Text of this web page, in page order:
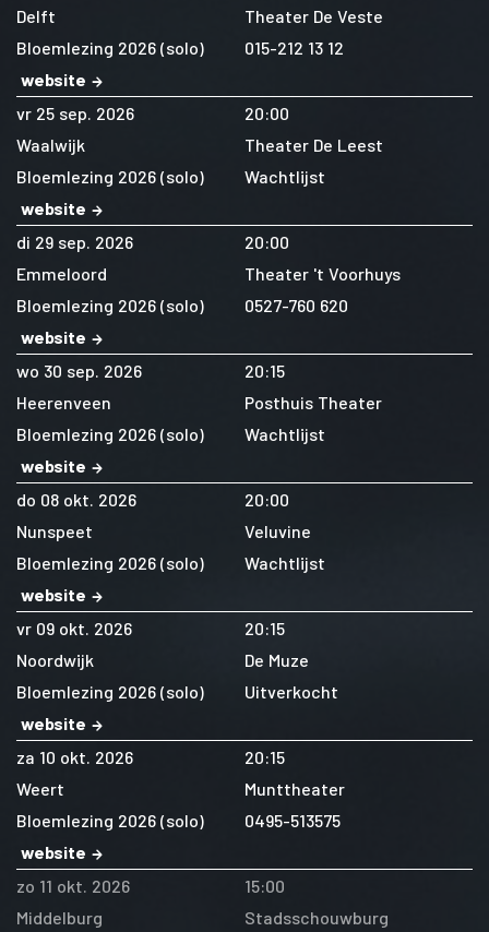
Delft
Theater De Veste
Bloemlezing 2026 (solo)
015-212 13 12
website
vr 25 sep. 2026
20:00
Waalwijk
Theater De Leest
Bloemlezing 2026 (solo)
Wachtlijst
website
di 29 sep. 2026
20:00
Emmeloord
Theater 't Voorhuys
Bloemlezing 2026 (solo)
0527-760 620
website
wo 30 sep. 2026
20:15
Heerenveen
Posthuis Theater
Bloemlezing 2026 (solo)
Wachtlijst
website
do 08 okt. 2026
20:00
Nunspeet
Veluvine
Bloemlezing 2026 (solo)
Wachtlijst
website
vr 09 okt. 2026
20:15
Noordwijk
De Muze
Bloemlezing 2026 (solo)
Uitverkocht
website
za 10 okt. 2026
20:15
Weert
Munttheater
Bloemlezing 2026 (solo)
0495-513575
website
zo 11 okt. 2026
15:00
Middelburg
Stadsschouwburg